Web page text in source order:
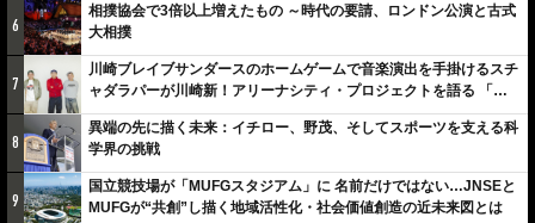
6
相撲協会で3倍以上増えたもの ～時代の要請、ロンドン公演と古式
大相撲
7
川崎ブレイブサンダースのホームゲームで音楽演出を手掛けるスチ
ャダラパーが川崎新！アリーナシティ・プロジェクトを語る 「楽
しみでしかないでしょ。川崎は、ずっと成長曲線だから」
8
異端の先に描く未来：イチロー、野茂、そしてスポーツを支える科
学界の挑戦
9
国立競技場が「MUFGスタジアム」に 名前だけではない…JNSEと
MUFGが“共創”し描く地域活性化・社会価値創造の近未来図とは